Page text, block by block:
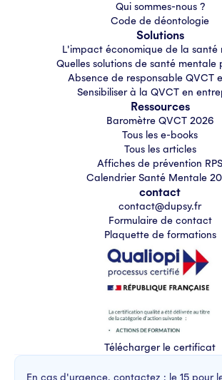
Qui sommes-nous ?
Code de déontologie
Solutions
L'impact économique de la santé
Quelles solutions de santé mentale
Absence de responsable QVCT
Sensibiliser à la QVCT en
Ressources
Baromètre QVCT 2026
Tous les e-books
Tous les articles
Affiches de prévention RPS
Calendrier Santé Mentale
contact
contact@dupsy.fr
Formulaire de contact
Plaquette de formations
Télécharger le certificat
En cas d'urgence, contactez : le 15 pour